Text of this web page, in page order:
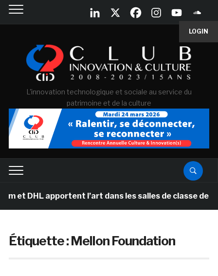
LOGIN
L'innovation technologique et sociale au service du
patrimoine et de la culture
apportent l’art dans les salles de classe des
Étiquette :Mellon Foundation